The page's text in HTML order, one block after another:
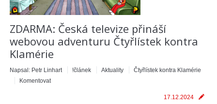
ZDARMA: Česká televize přináší
webovou adventuru Čtyřlístek kontra
Klamérie
Napsal: Petr Linhart !článek Aktuality
Čtyřlístek kontra Klamérie
Komentovat
17.12.2024